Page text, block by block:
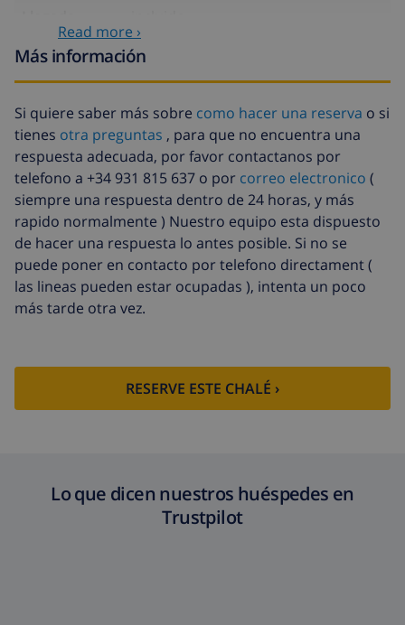
tardía
Sábanas
extra
17,59 US$ por persona , a pagar a la
llegada
Toallas extra
8,80 US$ por persona , a pagar a la
llegada
Salida tardía
113,75 US$
Limpieza
extra
basado en consumo de energía
(52,77 US$/HOUR)
Fondo
cancelación:
4.80% del importe total
Read more ›
Más información
Si quiere saber más sobre como hacer una reserva o si
tienes otra preguntas , para que no encuentra una
respuesta adecuada, por favor contactanos por
telefono a +34 931 815 637 o por correo electronico (
siempre una respuesta dentro de 24 horas, y más
rapido normalmente ) Nuestro equipo esta dispuesto
de hacer una respuesta lo antes posible. Si no se
puede poner en contacto por telefono directament (
las lineas pueden estar ocupadas ), intenta un poco
más tarde otra vez.
RESERVE ESTE CHALÉ ›
Lo que dicen nuestros huéspedes en
Trustpilot